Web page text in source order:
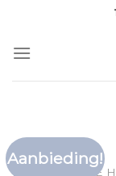
inhoud
Aanbieding!
HOME WITTE